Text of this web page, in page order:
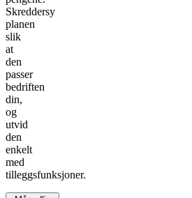
Skreddersy
planen
slik
at
den
passer
bedriften
din,
og
utvid
den
enkelt
med
tilleggsfunksjoner.